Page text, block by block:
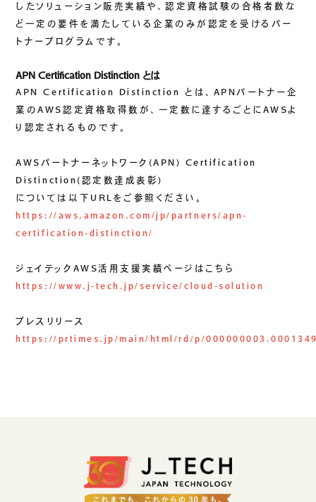
ACCESS
CONTACT
お問い合わせ
したソリューション販売実績や、認定資格試験の合格者数な
ど一定の要件を満たしている企業のみが認定を受けるパー
トナープログラムです。
APN Certification Distinction とは
APN Certification Distinction とは、APNパートナー企
業のAWS認定資格取得数が、一定数に達するごとにAWSよ
り認定されるものです。
AWSパートナーネットワーク(APN) Certification
Distinction(認定数達成表彰)
については以下URLをご参照ください。
https://aws.amazon.com/jp/partners/apn-
certification-distinction/
ジェイテックAWS活用支援実績ページはこちら
https://www.j-tech.jp/service/cloud-solution
プレスリリース
https://prtimes.jp/main/html/rd/p/